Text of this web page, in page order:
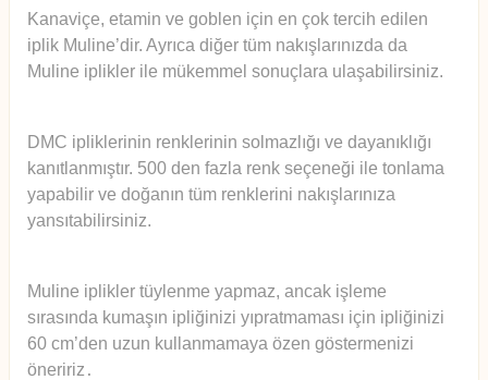
Kanaviçe, etamin ve goblen için en çok tercih edilen
iplik Muline’dir. Ayrıca diğer tüm nakışlarınızda da
Muline iplikler ile mükemmel sonuçlara ulaşabilirsiniz.
DMC ipliklerinin renklerinin solmazlığı ve dayanıklığı
kanıtlanmıştır. 500 den fazla renk seçeneği ile tonlama
yapabilir ve doğanın tüm renklerini nakışlarınıza
yansıtabilirsiniz.
Muline iplikler tüylenme yapmaz, ancak işleme
sırasında kumaşın ipliğinizi yıpratmaması için ipliğinizi
60 cm’den uzun kullanmamaya özen göstermenizi
öneririz .